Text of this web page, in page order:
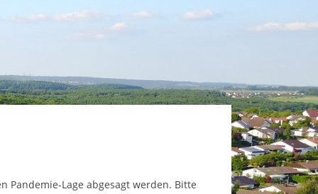
Wirtschaft
Notzingen
Pandemie-Lage abgesagt werden. Bitte